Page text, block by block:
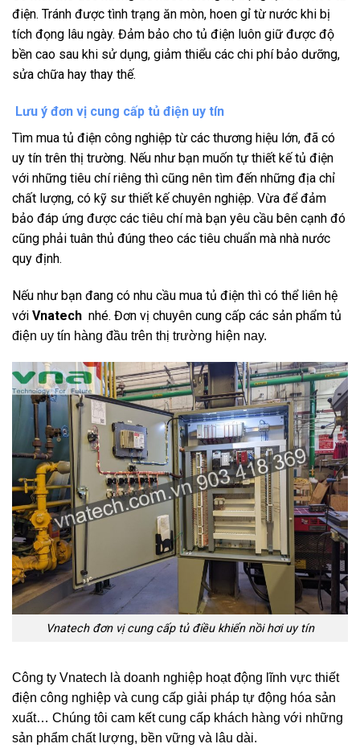
điện. Tránh được tình trạng ăn mòn, hoen gỉ từ nước khi bị
tích đọng lâu ngày. Đảm bảo cho tủ điện luôn giữ được độ
bền cao sau khi sử dụng, giảm thiểu các chi phí bảo dưỡng,
sửa chữa hay thay thế.
Lưu ý đơn vị cung cấp tủ điện uy tín
Tìm mua tủ điện công nghiệp từ các thương hiệu lớn, đã có
uy tín trên thị trường. Nếu như bạn muốn tự thiết kế tủ điện
với những tiêu chí riêng thì cũng nên tìm đến những địa chỉ
chất lượng, có kỹ sư thiết kế chuyên nghiệp. Vừa để đảm
bảo đáp ứng được các tiêu chí mà bạn yêu cầu bên cạnh đó
cũng phải tuân thủ đúng theo các tiêu chuẩn mà nhà nước
quy định.
Nếu như bạn đang có nhu cầu mua tủ điện thì có thể liên hệ
với Vnatech nhé. Đơn vị chuyên cung cấp các sản phẩm tủ
điện uy tín hàng đầu trên thị trường hiện nay.
Vnatech đơn vị cung cấp tủ điều khiển nồi hơi uy tín
Công ty Vnatech là doanh nghiệp hoạt động lĩnh vực thiết
điện công nghiệp và cung cấp giải pháp tự động hóa sản
xuất… Chúng tôi cam kết cung cấp khách hàng với những
sản phẩm chất lượng, bền vững và lâu dài.